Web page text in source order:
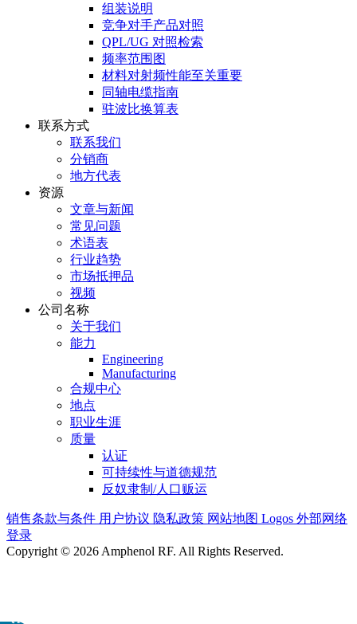
组装说明
竞争对手产品对照
QPL/UG 对照检索
频率范围图
材料对射频性能至关重要
同轴电缆指南
驻波比换算表
联系方式
联系我们
分销商
地方代表
资源
文章与新闻
常见问题
术语表
行业趋势
市场抵押品
视频
公司名称
关于我们
能力
Engineering
Manufacturing
合规中心
地点
职业生涯
质量
认证
可持续性与道德规范
反奴隶制/人口贩运
销售条款与条件 用户协议 隐私政策 网站地图 Logos 外部网络
登录
Copyright © 2026 Amphenol RF. All Rights Reserved.